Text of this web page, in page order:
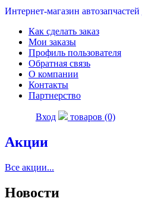
Интернет-магазин
Как сделать заказ
Мои заказы
Профиль пользователя
Обратная связь
О компании
Контакты
Партнерство
Вход товаров (0)
Акции
Все акции...
Новости